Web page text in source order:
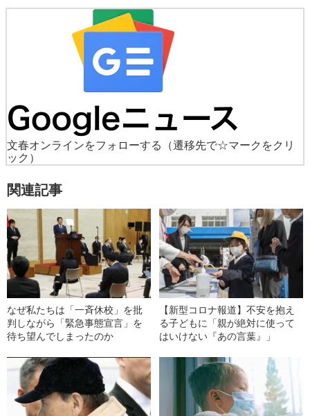
文春オンラインをフォローする
（遷移先で☆マークをクリ
ック）
関連記事
なぜ私たちは「一斉休校」を批
判しながら「緊急事態宣言」を
待ち望んでしまったのか
【新型コロナ報道】不安を抱え
る子どもに「親が絶対に使って
はいけない『あの言葉』」